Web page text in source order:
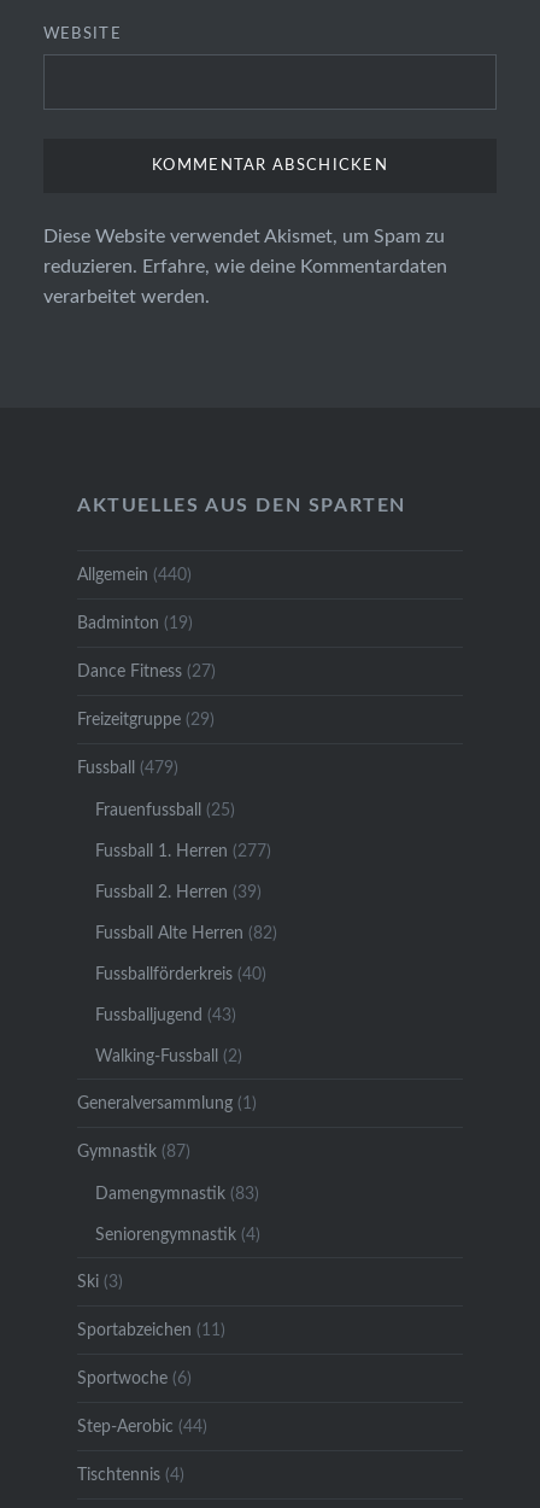
WEBSITE
Diese Website verwendet Akismet, um Spam zu
reduzieren. Erfahre, wie deine Kommentardaten
verarbeitet werden.
AKTUELLES AUS DEN SPARTEN
Allgemein (440)
Badminton (19)
Dance Fitness(27)
Freizeitgruppe(29)
Fussball (479)
Frauenfussball (25)
Fussball 1. Herren (277)
Fussball 2. Herren (39)
Fussball Alte Herren (82)
Fussballförderkreis(40)
Fussballjugend (43)
Walking-Fussball (2)
Generalversammlung(1)
Gymnastik(87)
Damengymnastik(83)
Seniorengymnastik(4)
Ski(3)
Sportabzeichen (11)
Sportwoche(6)
Step-Aerobic (44)
Tischtennis(4)